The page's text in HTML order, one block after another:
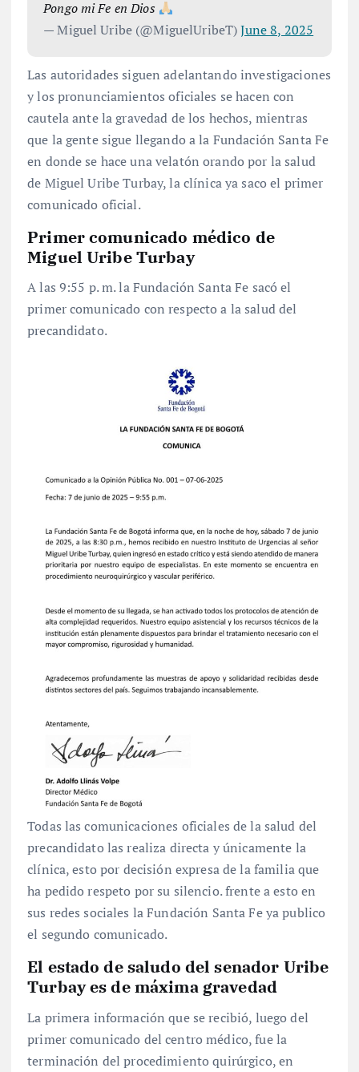
Pongo mi Fe en Dios
— Miguel Uribe (@MiguelUribeT)June 8, 2025
Las autoridades siguen adelantando investigaciones
y los pronunciamientos oficiales se hacen con
cautela ante la gravedad de los hechos, mientras
que la gente sigue llegando a la Fundación Santa Fe
en donde se hace una velatón orando por la salud
de Miguel Uribe Turbay, la clínica ya saco el primer
comunicado oficial.
Primer comunicado médico de
Miguel Uribe Turbay
A las 9:55 p. m. la Fundación Santa Fe sacó el
primer comunicado con respecto a la salud del
precandidato.
Todas las comunicaciones oficiales de la salud del
precandidato las realiza directa y únicamente la
clínica, esto por decisión expresa de la familia que
ha pedido respeto por su silencio. frente a esto en
sus redes sociales la Fundación Santa Fe ya publico
el segundo comunicado.
El estado de saludo del senador Uribe
Turbay es de máxima gravedad
La primera información que se recibió, luego del
primer comunicado del centro médico, fue la
terminación del procedimiento quirúrgico, en